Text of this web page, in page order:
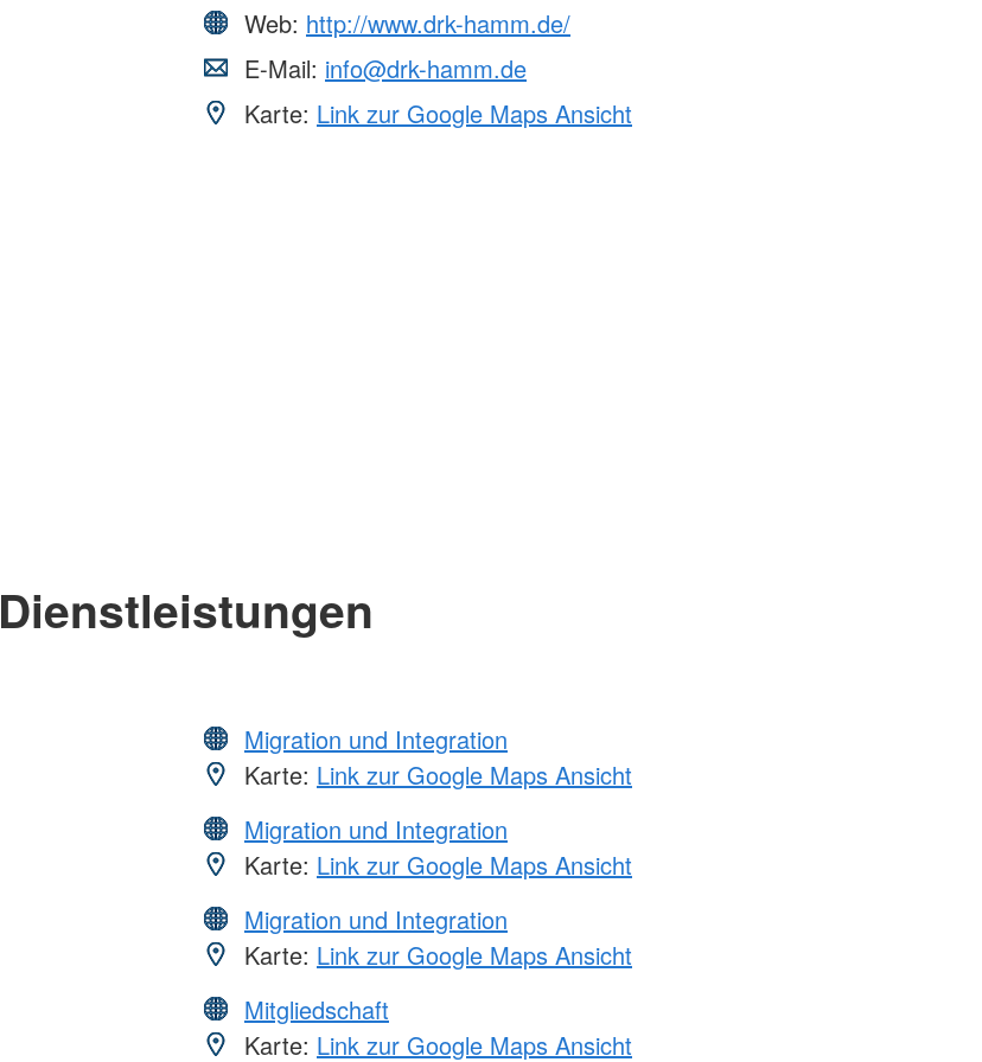
Web: http://www.drk-hamm.de/
E-Mail: info@drk-hamm.de
Karte: Link zur Google Maps Ansicht
Dienstleistungen
Migration und Integration
Karte: Link zur Google Maps Ansicht
Migration und Integration
Karte: Link zur Google Maps Ansicht
Migration und Integration
Karte: Link zur Google Maps Ansicht
Mitgliedschaft
Karte: Link zur Google Maps Ansicht